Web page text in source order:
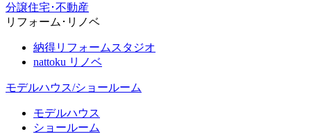
分譲住宅･不動産
リフォーム･リノベ
納得リフォームスタジオ
nattoku リノベ
モデルハウス/ショールーム
モデルハウス
ショールーム